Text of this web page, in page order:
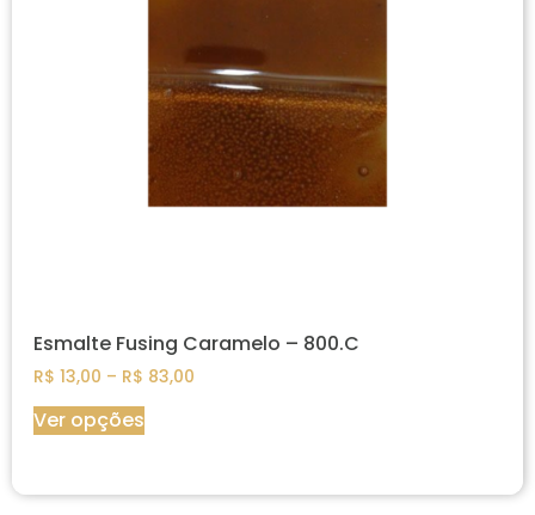
Esmalte Fusing Caramelo – 800.C
R$ 13,00 – R$ 83,00
Ver opções